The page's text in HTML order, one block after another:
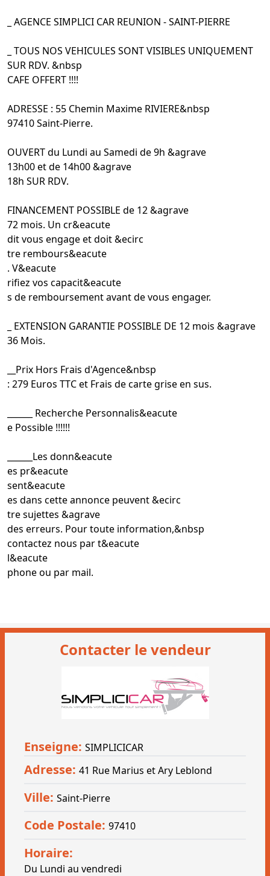
_ AGENCE SIMPLICI CAR REUNION - SAINT-PIERRE
_ TOUS NOS VEHICULES SONT VISIBLES UNIQUEMENT
SUR RDV. &nbsp
CAFE OFFERT !!!!
ADRESSE : 55 Chemin Maxime RIVIERE&nbsp
97410 Saint-Pierre.
OUVERT du Lundi au Samedi de 9h &agrave
13h00 et de 14h00 &agrave
18h SUR RDV.
FINANCEMENT POSSIBLE de 12 &agrave
72 mois. Un cr&eacute
dit vous engage et doit &ecirc
tre rembours&eacute
. V&eacute
rifiez vos capacit&eacute
s de remboursement avant de vous engager.
_ EXTENSION GARANTIE POSSIBLE DE 12 mois &agrave
36 Mois.
__Prix Hors Frais d'Agence&nbsp
: 279 Euros TTC et Frais de carte grise en sus.
____ Recherche Personnalis&eacute
e Possible !!!!!!
____Les donn&eacute
es pr&eacute
sent&eacute
es dans cette annonce peuvent &ecirc
tre sujettes &agrave
des erreurs. Pour toute information,&nbsp
contactez nous par t&eacute
l&eacute
phone ou par mail.
Contacter le vendeur
Enseigne: SIMPLICICAR
Adresse: 41 Rue Marius et Ary Leblond
Ville: Saint-Pierre
Code Postale: 97410
Horaire:
Du Lundi au vendredi